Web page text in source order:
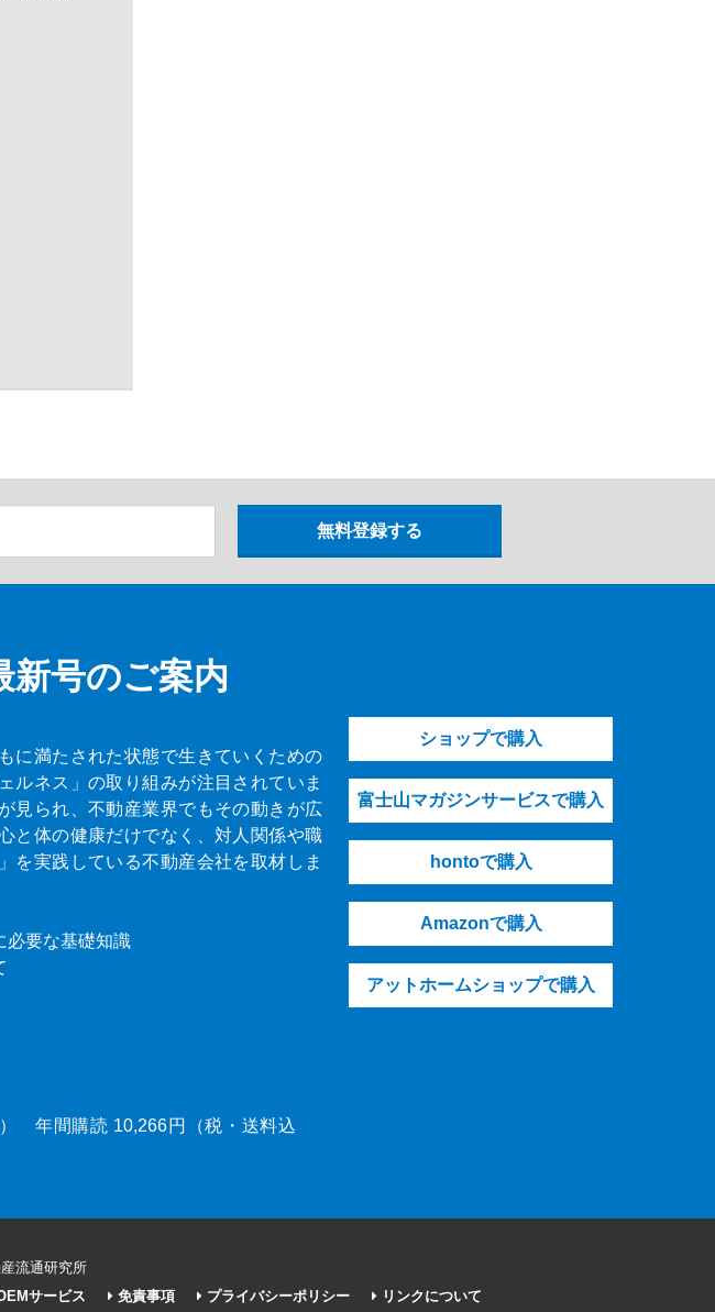
新号のご案内
に満たされた状態で生きていくための
ルネス」の取り組みが注目されていま
見られ、不動産業界でもその動きが広
と体の健康だけでなく、対人関係や職
を実践している不動産会社を取材しま
必要な基礎知識
年間購読 10,266円（税・送料込
ショップで購入
富士山マガジンサービスで購入
hontoで購入
Amazonで購入
アットホームショップで購入
流通研究所
サービス 免責事項 プライバシーポリシー リンクについて